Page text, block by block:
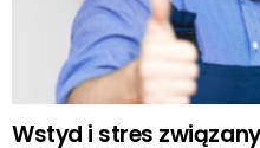
Wstyd i stres